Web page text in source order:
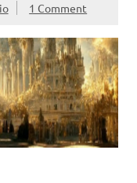
1 Comment